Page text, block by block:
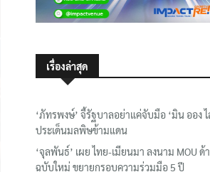
เรื่องล่าสุด
‘ภัทรพงษ์’ จี้รัฐบาลอย่าแค่จับมือ ‘มิน ออง ไ
ประเด็นมลพิษข้ามแดน
‘จุลพันธ์’ เผย ไทย-เมียนมา ลงนาม MOU ด้
ฉบับใหม่ ขยายกรอบความร่วมมือ 5 ปี